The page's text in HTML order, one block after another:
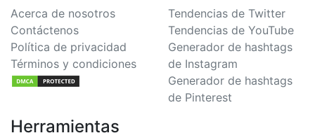
Acerca de nosotros
Contáctenos
Política de privacidad
Términos y condiciones
Tendencias de Twitter
Tendencias de YouTube
Generador de hashtags
de Instagram
Generador de hashtags
de Pinterest
Herramientas